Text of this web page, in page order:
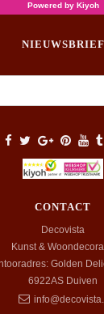
NIEUWSBRIEF
CONTACT
Decovista
Kunst &
Golden
6922AS Duiven